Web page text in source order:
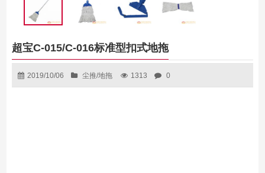
超宝C-015/C-016标准型扣式地拖
2019/10/06 尘推/地拖 1313 0